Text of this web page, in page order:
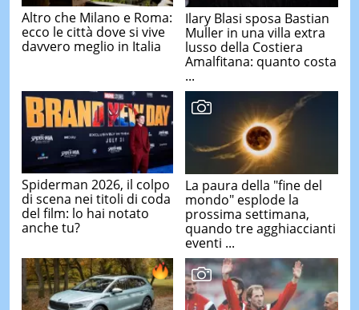
Altro che Milano e Roma:
ecco le città dove si vive
davvero meglio in Italia
Ilary Blasi sposa Bastian
Muller in una villa extra
lusso della Costiera
Amalfitana: quanto costa
...
Spiderman 2026, il colpo
di scena nei titoli di coda
del film: lo hai notato
anche tu?
La paura della "fine del
mondo" esplode la
prossima settimana,
quando tre agghiaccianti
eventi ...